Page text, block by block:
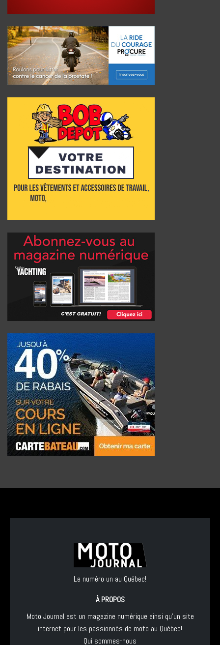
Le numéro un au Québec!
À PROPOS
Moto Journal est un magazine numérique ainsi qu'un site
internet pour les passionnés de moto au Québec!
Qui sommes-nous